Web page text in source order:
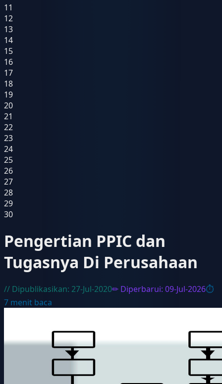
11
12
13
14
15
16
17
18
19
20
21
22
23
24
25
26
27
28
29
30
Pengertian PPIC dan
Tugasnya Di Perusahaan
// Dipublikasikan: 27-Jul-2020✏ Diperbarui: 09-Jul-2026⏱
7 menit baca